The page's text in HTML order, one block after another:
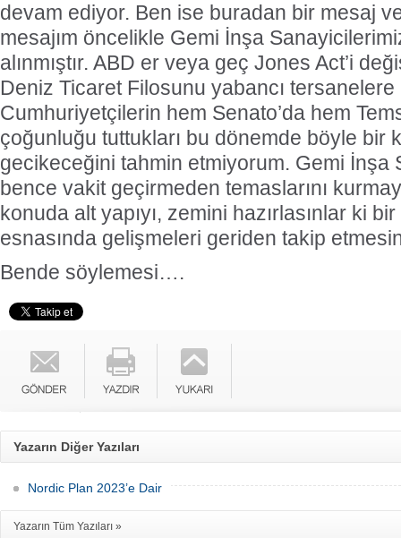
devam ediyor. Ben ise buradan bir mesaj
mesajım öncelikle Gemi İnşa
alınmıştır. ABD er veya geç Jones Act’i
Deniz Ticaret Filosunu yabancı tersanelere
Cumhuriyetçilerin hem Senato’da hem
çoğunluğu tuttukları bu dönemde böyle bir
gecikeceğini tahmin etmiyorum. Gemi İnşa
bence vakit geçirmeden temaslarını
konuda alt yapıyı, zemini hazırlasınlar ki
esnasında gelişmeleri geriden takip
Bende söylemesi….
Yazarın Diğer Yazıları
Nordic Plan 2023’e Dair
Yazarın Tüm Yazıları »